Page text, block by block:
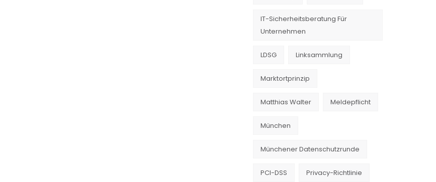
IT-Sicherheitsberatung Für
Unternehmen
LDSG Linksammlung
Marktortprinzip
Matthias Walter Meldepflicht
München
Münchener Datenschutzrunde
PCI-DSS Privacy-Richtlinie